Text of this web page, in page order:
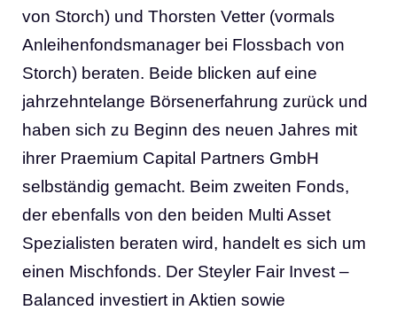
von Storch) und Thorsten Vetter (vormals
Anleihenfondsmanager bei Flossbach von
Storch) beraten. Beide blicken auf eine
jahrzehntelange Börsenerfahrung zurück und
haben sich zu Beginn des neuen Jahres mit
ihrer Praemium Capital Partners GmbH
selbständig gemacht. Beim zweiten Fonds,
der ebenfalls von den beiden Multi Asset
Spezialisten beraten wird, handelt es sich um
einen Mischfonds. Der Steyler Fair Invest –
Balanced investiert in Aktien sowie